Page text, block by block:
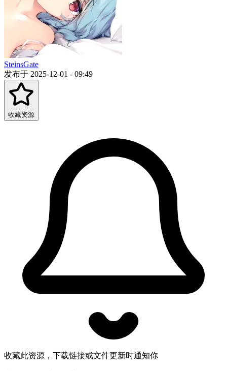
SteinsGate
发布于 2025-12-01 - 09:49
收藏资源
收藏此资源，下载链接或文件更新时通知你